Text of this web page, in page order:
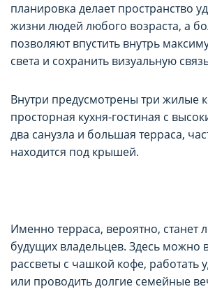
планировка делает пространство
жизни людей любого возраста, а
позволяют впустить внутрь
света и сохранить визуальную
Внутри предусмотрены три жилые
просторная кухня-гостиная с
два санузла и большая терраса,
находится под крышей.
Именно терраса, вероятно,
будущих владельцев. Здесь можно
рассветы с чашкой кофе, работать
или проводить долгие семейные